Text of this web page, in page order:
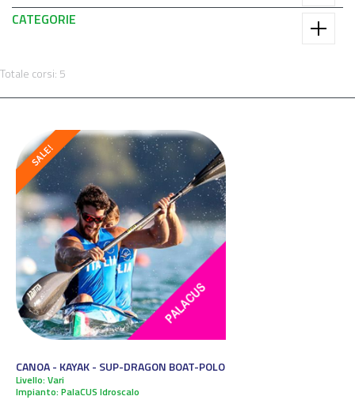
CATEGORIE
Totale corsi: 5
CANOA - KAYAK - SUP-DRAGON BOAT-POLO
Livello: Vari
Impianto: PalaCUS Idroscalo